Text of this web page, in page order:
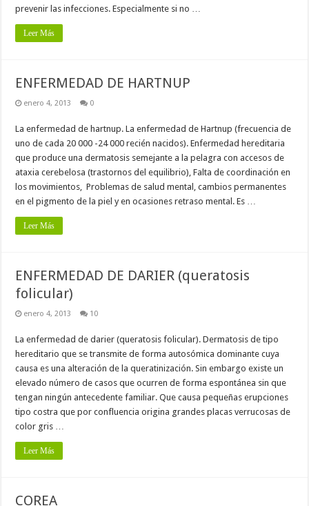
prevenir las infecciones. Especialmente si no …
Leer Más
ENFERMEDAD DE HARTNUP
enero 4, 2013 0
La enfermedad de hartnup. La enfermedad de Hartnup (frecuencia de
uno de cada 20 000 -24 000 recién nacidos). Enfermedad hereditaria
que produce una dermatosis semejante a la pelagra con accesos de
ataxia cerebelosa (trastornos del equilibrio), Falta de coordinación en
los movimientos, Problemas de salud mental, cambios permanentes
en el pigmento de la piel y en ocasiones retraso mental. Es …
Leer Más
ENFERMEDAD DE DARIER (queratosis
folicular)
enero 4, 2013 10
La enfermedad de darier (queratosis folicular). Dermatosis de tipo
hereditario que se transmite de forma autosómica dominante cuya
causa es una alteración de la queratinización. Sin embargo existe un
elevado número de casos que ocurren de forma espontánea sin que
tengan ningún antecedente familiar. Que causa pequeñas erupciones
tipo costra que por confluencia origina grandes placas verrucosas de
color gris …
Leer Más
COREA